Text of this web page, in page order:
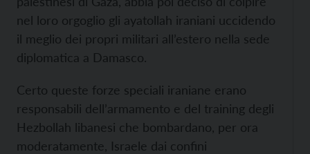
nel loro orgoglio gli ayatollah iraniani uccidendo
il meglio dei propri militari all’estero nella sede
diplomatica a Damasco.
Certo queste forze speciali iraniane erano
responsabili dell’armamento e del training degli
Hezbollah libanesi che bombardano, per ora
moderatamente, Israele dai confini